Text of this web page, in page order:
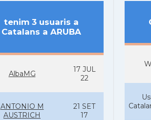
tenim 3 usuaris a
Catalans a ARUBA
AlbaMG
17 JUL
22
ANTONIO M
AUSTRICH
21 SET
17